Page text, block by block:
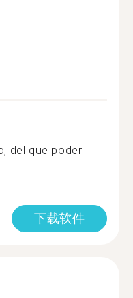
del que poder
下载软件